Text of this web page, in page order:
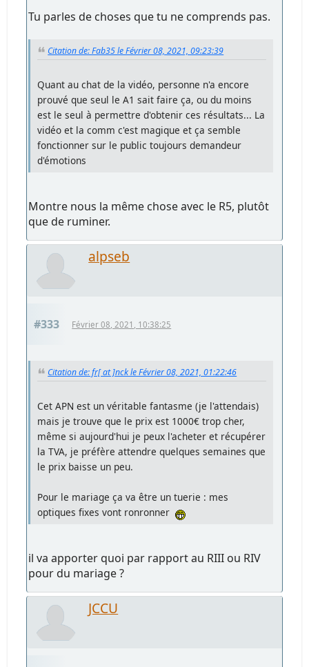
Tu parles de choses que tu ne comprends pas.
Citation de: Fab35 le Février 08, 2021, 09:23:39
Quant au chat de la vidéo, personne n'a encore
prouvé que seul le A1 sait faire ça, ou du moins
est le seul à permettre d'obtenir ces résultats... La
vidéo et la comm c'est magique et ça semble
fonctionner sur le public toujours demandeur
d'émotions
Montre nous la même chose avec le R5, plutôt
que de ruminer.
alpseb
#333 Février 08, 2021, 10:38:25
Citation de: fr[ at ]nck le Février 08, 2021, 01:22:46
Cet APN est un véritable fantasme (je l'attendais)
mais je trouve que le prix est 1000€ trop cher,
même si aujourd'hui je peux l'acheter et récupérer
la TVA, je préfère attendre quelques semaines que
le prix baisse un peu.
Pour le mariage ça va être un tuerie : mes
optiques fixes vont ronronner
il va apporter quoi par rapport au RIII ou RIV
pour du mariage ?
JCCU